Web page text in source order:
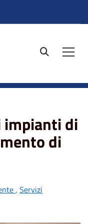
site.searc
impianti di
di
, Servizi